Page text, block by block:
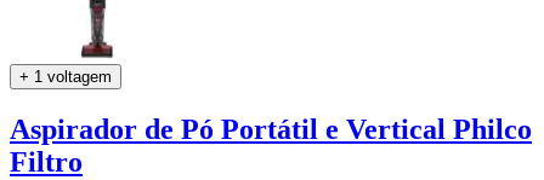
+ 1 voltagem
Aspirador de Pó Portátil e Vertical Philco
Filtro